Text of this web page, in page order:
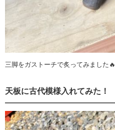
三脚をガストーチで炙ってみました🔥
天板に古代模様入れてみた！